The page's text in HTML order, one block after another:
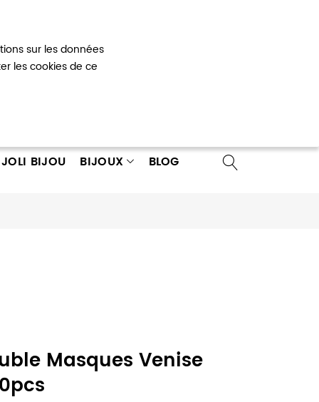
sur les données
les cookies de ce
compte
BIJOU BIJOUX BLOG
Masques Venise